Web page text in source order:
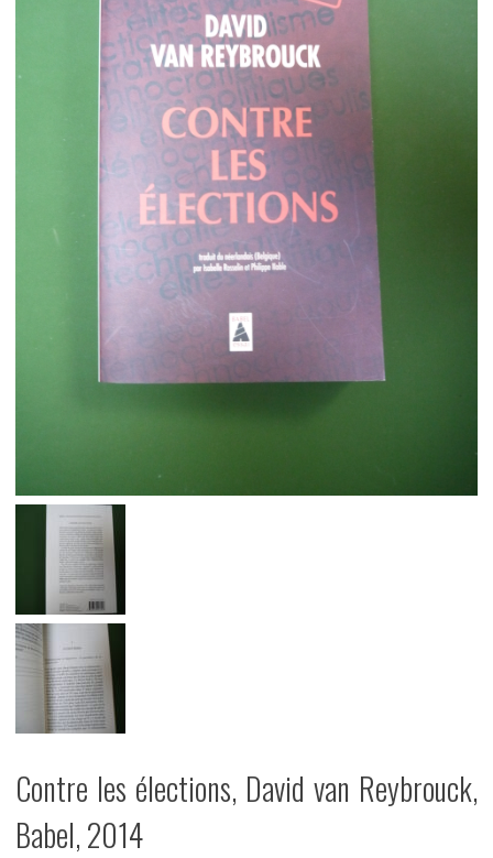
Contre les élections, David van Reybrouck,
Babel, 2014